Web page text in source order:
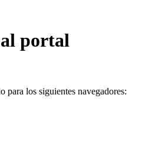
portal
para los siguientes navegadores: